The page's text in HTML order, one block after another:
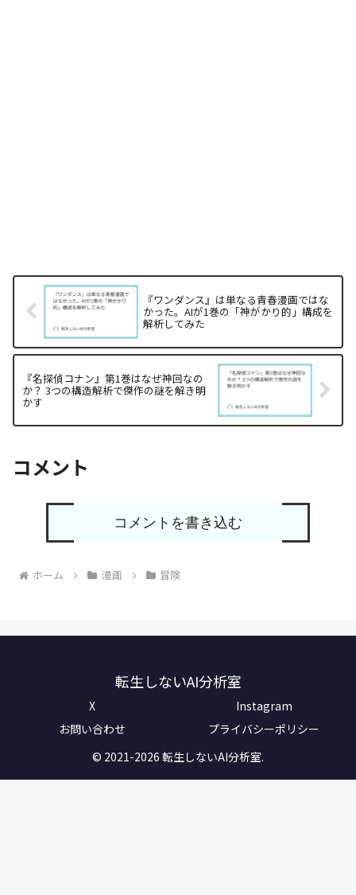
『ワンダンス』は単なる青春漫画ではな
かった。AIが1巻の「神がかり的」構成を
解析してみた
『名探偵コナン』第1巻はなぜ神回なの
か？ 3つの構造解析で傑作の謎を解き明
かす
コメント
コメントを書き込む
ホーム 漫画 冒険
転生しないAI分析室
X
Instagram
お問い合わせ
プライバシーポリシー
© 2021-2026 転生しないAI分析室.